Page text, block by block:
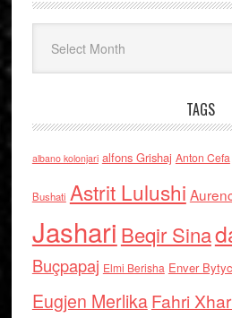
TAGS
albano kolonjari alfons Grishaj Anton Cefa
Bushati Astrit Lulushi
Jashari Beqir Sina
Buçpapaj Elmi Berisha Enver
Eugjen MerlikaFahri